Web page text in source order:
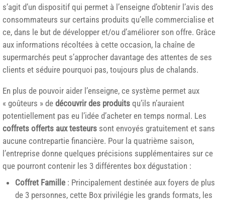
s’agit d’un dispositif qui permet à l’enseigne d’obtenir l’avis des
consommateurs sur certains produits qu’elle commercialise et
ce, dans le but de développer et/ou d’améliorer son offre. Grâce
aux informations récoltées à cette occasion, la chaîne de
supermarchés peut s’approcher davantage des attentes de ses
clients et séduire pourquoi pas, toujours plus de chalands.
En plus de pouvoir aider l’enseigne, ce système permet aux
« goûteurs » de découvrir des produits qu’ils n’auraient
potentiellement pas eu l’idée d’acheter en temps normal. Les
coffrets offerts aux testeurs sont envoyés gratuitement et sans
aucune contrepartie financière. Pour la quatrième saison,
l’entreprise donne quelques précisions supplémentaires sur ce
que pourront contenir les 3 différentes box dégustation :
Coffret Famille : Principalement destinée aux foyers de plus
de 3 personnes, cette Box privilégie les grands formats, les